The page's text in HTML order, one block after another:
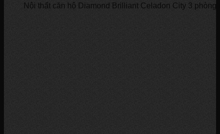
Nội thất căn hộ Diamond Brilliant Celadon City 3 phòng